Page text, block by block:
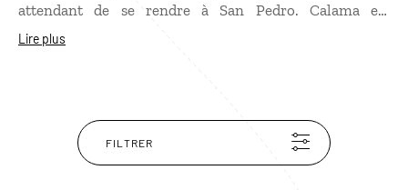
attendant de se rendre à San Pedro. Calama est
également réputée pour sa mine de cuivre à ciel ouvert,
Lire plus
FILTRER